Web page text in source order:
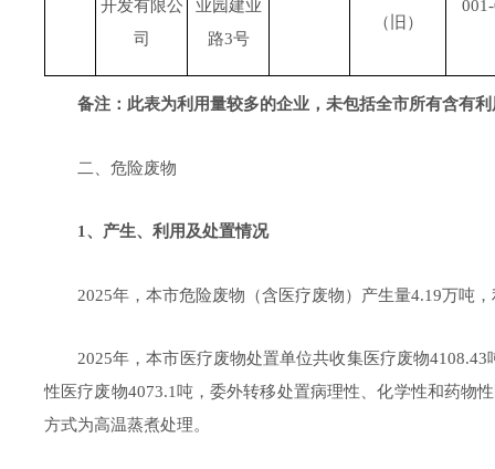
开发有限公
司
业园建业
路3号
（旧）
备注：此表为利用量较多的企业， 未包括全市所有含有
二、危险废物
1 、产生、利用及处置情况
2025年，本市危险废物（含医疗废物）产生量4.19万吨
2025年，本市医疗废物处置单位共收集医疗废物4108.43
性医疗废物4073.1 吨，委外转移处置病理性、化学性和药物
方式为高温蒸煮处理。